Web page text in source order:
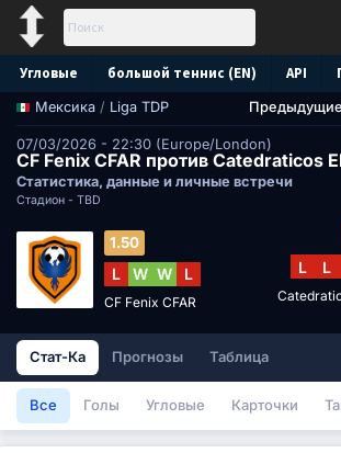
Угловые большой теннис (EN) API
Прогноз
Мексика / Liga TDP Предыдущие
07/03/2026 - 22:30 (Europe/London)
CF Fenix CFAR против Catedraticos
Статистика, данные и личные встречи
Стадион - TBD
1.50
L W W L
CF Fenix CFAR
L L
Стат-Ка Прогнозы Таблица
Все Голы Угловые Карточки